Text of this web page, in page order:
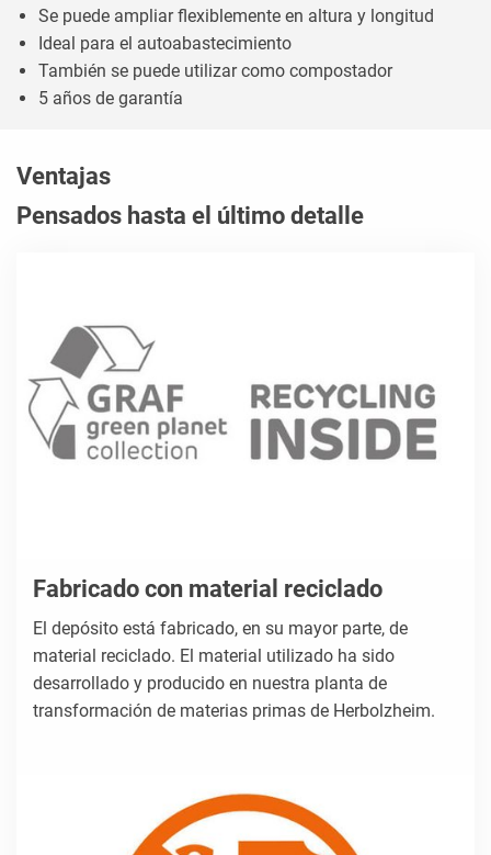
Se puede ampliar flexiblemente en altura y longitud
Ideal para el autoabastecimiento
También se puede utilizar como compostador
5 años de garantía
Ventajas
Pensados hasta el último detalle
Fabricado con material reciclado
El depósito está fabricado, en su mayor parte, de
material reciclado. El material utilizado ha sido
desarrollado y producido en nuestra planta de
transformación de materias primas de Herbolzheim.